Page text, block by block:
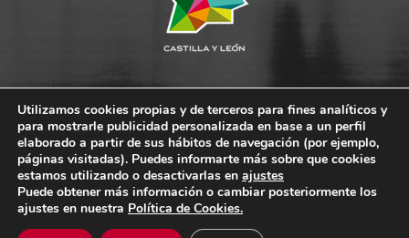
PLENO CLUB CÁMARA
SEDE ELECTRÓNICA
PORTAL DE TRANSPARENCIA
PERFIL DEL CONTRATANTE
LEGAL Y PRIVACIDAD
POLÍTICA DE COOKIES
Utilizamos cookies propias y de terceros para fines analíticos y
para mostrarle publicidad personalizada en base a un perfil
elaborado a partir de sus hábitos de navegación (por ejemplo,
páginas visitadas). Puedes informarte más sobre que cookies
estamos utilizando o desactivarlas en ajustes
Puede obtener más información o cambiar posteriormente los
ajustes en nuestra Política de Cookies.